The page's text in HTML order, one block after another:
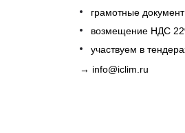
грамотные
возмещение НДС
участвуем в
→ info@iclim.ru